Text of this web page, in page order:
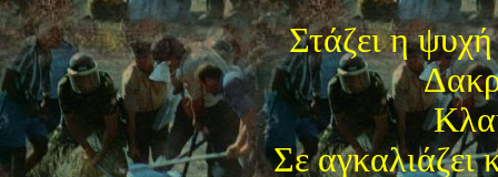
Στάζει η
Σε αγκαλιάζει